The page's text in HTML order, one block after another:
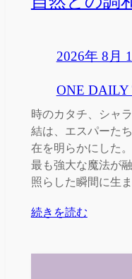
2026年 8月
ONE DAILY
時のカタチ、シャ
結は、エスパーた
在を明らかにした
最も強大な魔法が
照らした瞬間に生
続きを読む